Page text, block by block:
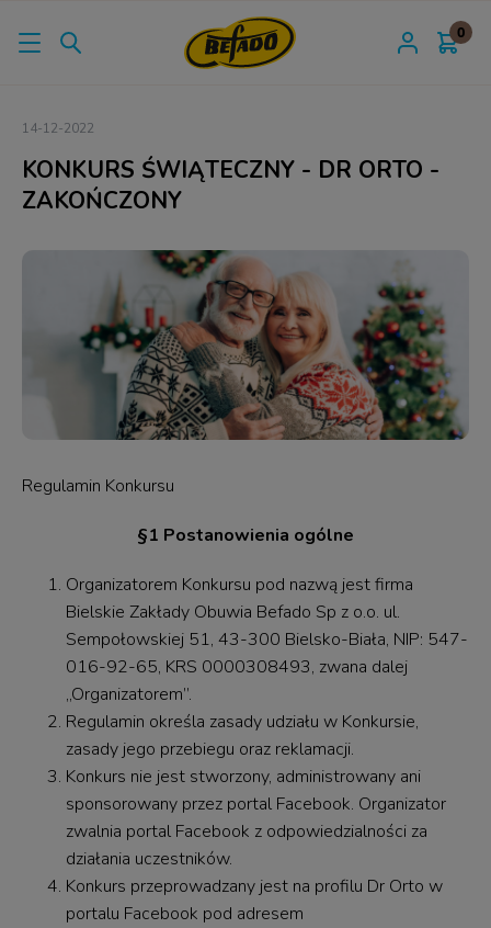
14-12-2022
KONKURS ŚWIĄTECZNY - DR ORTO -
ZAKOŃCZONY
Regulamin Konkursu
§1 Postanowienia ogólne
Organizatorem Konkursu pod nazwą jest firma
Bielskie Zakłady Obuwia Befado Sp z o.o. ul.
Sempołowskiej 51, 43-300 Bielsko-Biała, NIP: 547-
016-92-65, KRS 0000308493, zwana dalej
„Organizatorem”.
Regulamin określa zasady udziału w Konkursie,
zasady jego przebiegu oraz reklamacji.
Konkurs nie jest stworzony, administrowany ani
sponsorowany przez portal Facebook. Organizator
zwalnia portal Facebook z odpowiedzialności za
działania uczestników.
Konkurs przeprowadzany jest na profilu Dr Orto w
portalu Facebook pod adresem